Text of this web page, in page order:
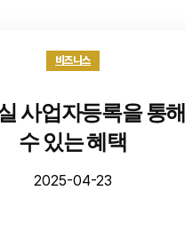
비즈니스
사업자등록을 통
수 있는 혜택
2025-04-23